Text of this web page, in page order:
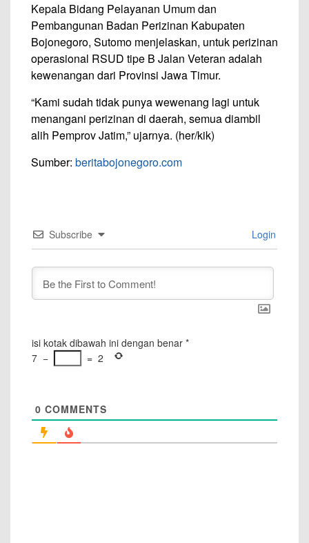
Kepala Bidang Pelayanan Umum dan
Pembangunan Badan Perizinan Kabupaten
Bojonegoro, Sutomo menjelaskan, untuk perizinan
operasional RSUD tipe B Jalan Veteran adalah
kewenangan dari Provinsi Jawa Timur.
“Kami sudah tidak punya wewenang lagi untuk
menangani perizinan di daerah, semua diambil
alih Pemprov Jatim,” ujarnya. (her/kik)
Sumber: beritabojonegoro.com
Subscribe Login
isi kotak dibawah ini dengan benar *
7 − = 2
0 COMMENTS